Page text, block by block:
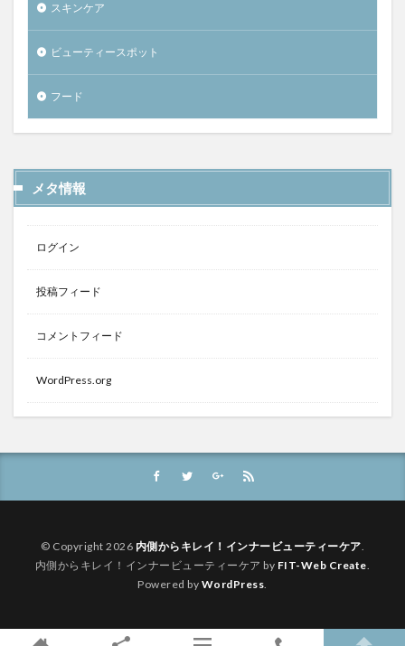
スキンケア
ビューティースポット
フード
メタ情報
ログイン
投稿フィード
コメントフィード
WordPress.org
© Copyright 2026 内側からキレイ！インナービューティーケア.
内側からキレイ！インナービューティーケア by FIT-Web Create.
Powered by WordPress.